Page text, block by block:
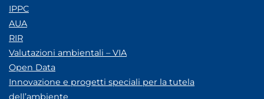
IPPC
AUA
RIR
Valutazioni ambientali – VIA
Open Data
Innovazione e progetti speciali per la tutela
dell’ambiente